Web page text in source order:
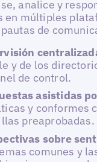
analice y
en múltiples
de
y de los
de control.
asistidas
y conformes
preaprobadas.
sobre
comunes y